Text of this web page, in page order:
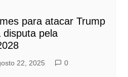
para atacar Trump
pela
22, 2025 0